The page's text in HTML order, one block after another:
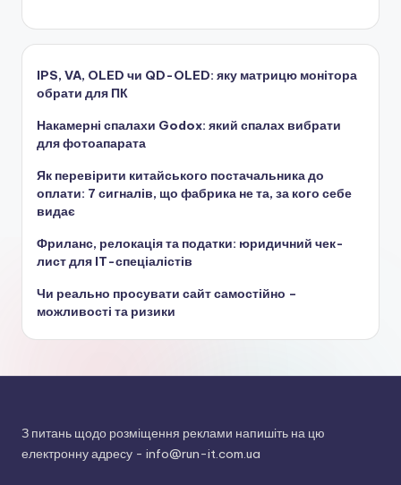
IPS, VA, OLED чи QD-OLED: яку матрицю монітора
обрати для ПК
Накамерні спалахи Godox: який спалах вибрати
для фотоапарата
Як перевірити китайського постачальника до
оплати: 7 сигналів, що фабрика не та, за кого себе
видає
Фриланс, релокація та податки: юридичний чек-
лист для IT-спеціалістів
Чи реально просувати сайт самостійно –
можливості та ризики
З питань щодо розміщення реклами напишіть на цю
електронну адресу - info@run-it.com.ua